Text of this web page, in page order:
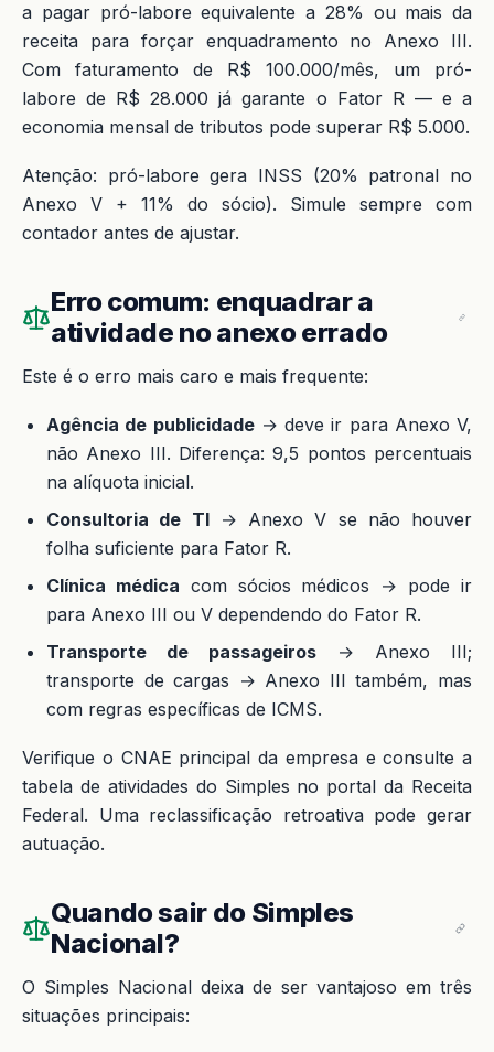
a pagar pró-labore equivalente a 28% ou mais da
receita para forçar enquadramento no Anexo III.
Com faturamento de R$ 100.000/mês, um pró-
labore de R$ 28.000 já garante o Fator R — e a
economia mensal de tributos pode superar R$ 5.000.
Atenção: pró-labore gera INSS (20% patronal no
Anexo V + 11% do sócio). Simule sempre com
contador antes de ajustar.
Erro comum: enquadrar a
atividade no anexo errado
Este é o erro mais caro e mais frequente:
Agência de publicidade→ deve ir para Anexo V,
não Anexo III. Diferença: 9,5 pontos percentuais
na alíquota inicial.
Consultoria de TI→ Anexo V se não houver
folha suficiente para Fator R.
Clínica médica com sócios médicos → pode ir
para Anexo III ou V dependendo do Fator R.
Transporte de passageiros → Anexo III;
transporte de cargas → Anexo III também, mas
com regras específicas de ICMS.
Verifique o CNAE principal da empresa e consulte a
tabela de atividades do Simples no portal da Receita
Federal. Uma reclassificação retroativa pode gerar
autuação.
Quando sair do Simples
Nacional?
O Simples Nacional deixa de ser vantajoso em três
situações principais: